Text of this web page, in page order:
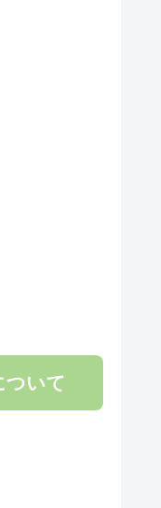
ついて